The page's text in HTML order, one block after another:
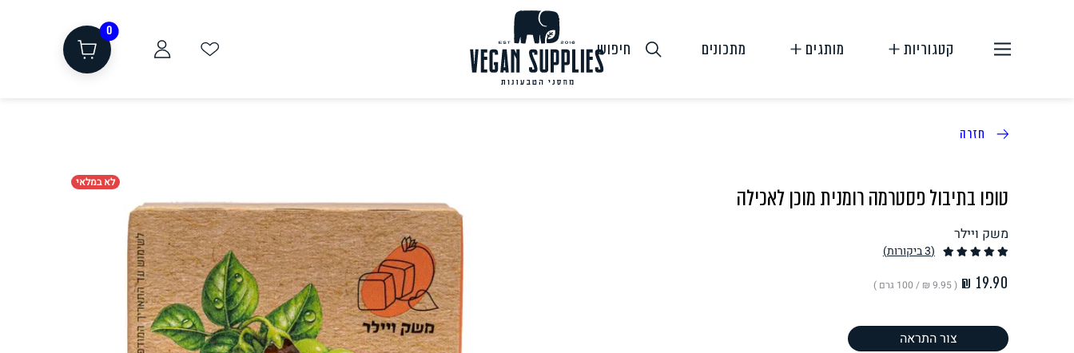
קטגוריות מותגים מתכונים חיפוש
0
תחליפי בשר חלב ושמנת שוקולד, חטיפים, חלבון
חזרה
לא במלאי
טופו בתיבול פסטרמה רומנית מוכן לאכילה
משק ויילר
(3 ביקורות)
( ‏9.95 ₪ / 100 גרם )
צור התראה